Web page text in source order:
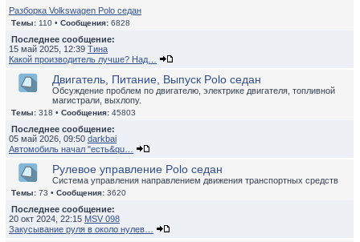
Разборка Volkswagen Polo седан
Темы: 110 • Сообщения: 6828
Последнее сообщение:
15 май 2025, 12:39 Тина
Какой производитель лучше? Над…
Двигатель, Питание, Выпуск Polo седан
Обсуждение проблем по двигателю, электрике двигателя, топливной
магистрали, выхлопу.
Темы: 318 • Сообщения: 45803
Последнее сообщение:
05 май 2026, 09:50 darkbai
Автомобиль начал "есть&qu…
Рулевое управление Polo седан
Система управления направлением движения транспортных средств
Темы: 73 • Сообщения: 3620
Последнее сообщение:
20 окт 2024, 22:15 MSV 098
Закусывание руля в около нулев…